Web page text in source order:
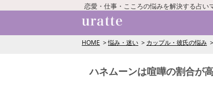
恋愛・仕事・こころの悩みを解決する占い
HOME 悩み・迷い カップル・彼氏の悩み
ハネムーンは喧嘩の割合が